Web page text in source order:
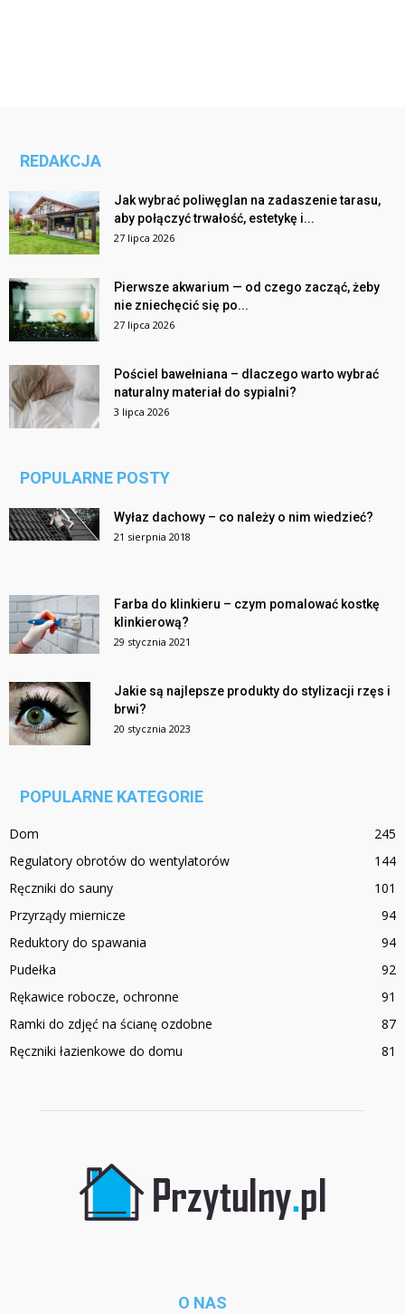
REDAKCJA
Jak wybrać poliwęglan na zadaszenie tarasu,
aby połączyć trwałość, estetykę i...
27 lipca 2026
Pierwsze akwarium — od czego zacząć, żeby
nie zniechęcić się po...
27 lipca 2026
Pościel bawełniana – dlaczego warto wybrać
naturalny materiał do sypialni?
3 lipca 2026
POPULARNE POSTY
Wyłaz dachowy – co należy o nim wiedzieć?
21 sierpnia 2018
Farba do klinkieru – czym pomalować kostkę
klinkierową?
29 stycznia 2021
Jakie są najlepsze produkty do stylizacji rzęs i
brwi?
20 stycznia 2023
POPULARNE KATEGORIE
Dom
245
Regulatory obrotów do wentylatorów
144
Ręczniki do sauny
101
Przyrządy miernicze
94
Reduktory do spawania
94
Pudełka
92
Rękawice robocze, ochronne
91
Ramki do zdjęć na ścianę ozdobne
87
Ręczniki łazienkowe do domu
81
O NAS